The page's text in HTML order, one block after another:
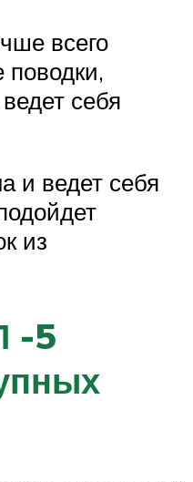
всего
поводки,
себя
и ведет себя
из
-5